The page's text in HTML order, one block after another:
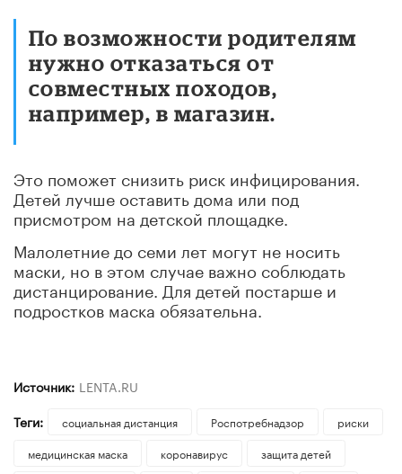
По возможности родителям
нужно отказаться от
совместных походов,
например, в магазин.
Это поможет снизить риск инфицирования.
Детей лучше оставить дома или под
присмотром на детской площадке.
Малолетние до семи лет могут не носить
маски, но в этом случае важно соблюдать
дистанцирование. Для детей постарше и
подростков маска обязательна.
Источник: LENTA.RU
Теги:
социальная дистанция Роспотребнадзор
риски
медицинская маска
коронавирус
защита детей